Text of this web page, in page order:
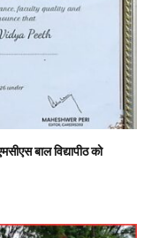
बाल विद्यापीठ को